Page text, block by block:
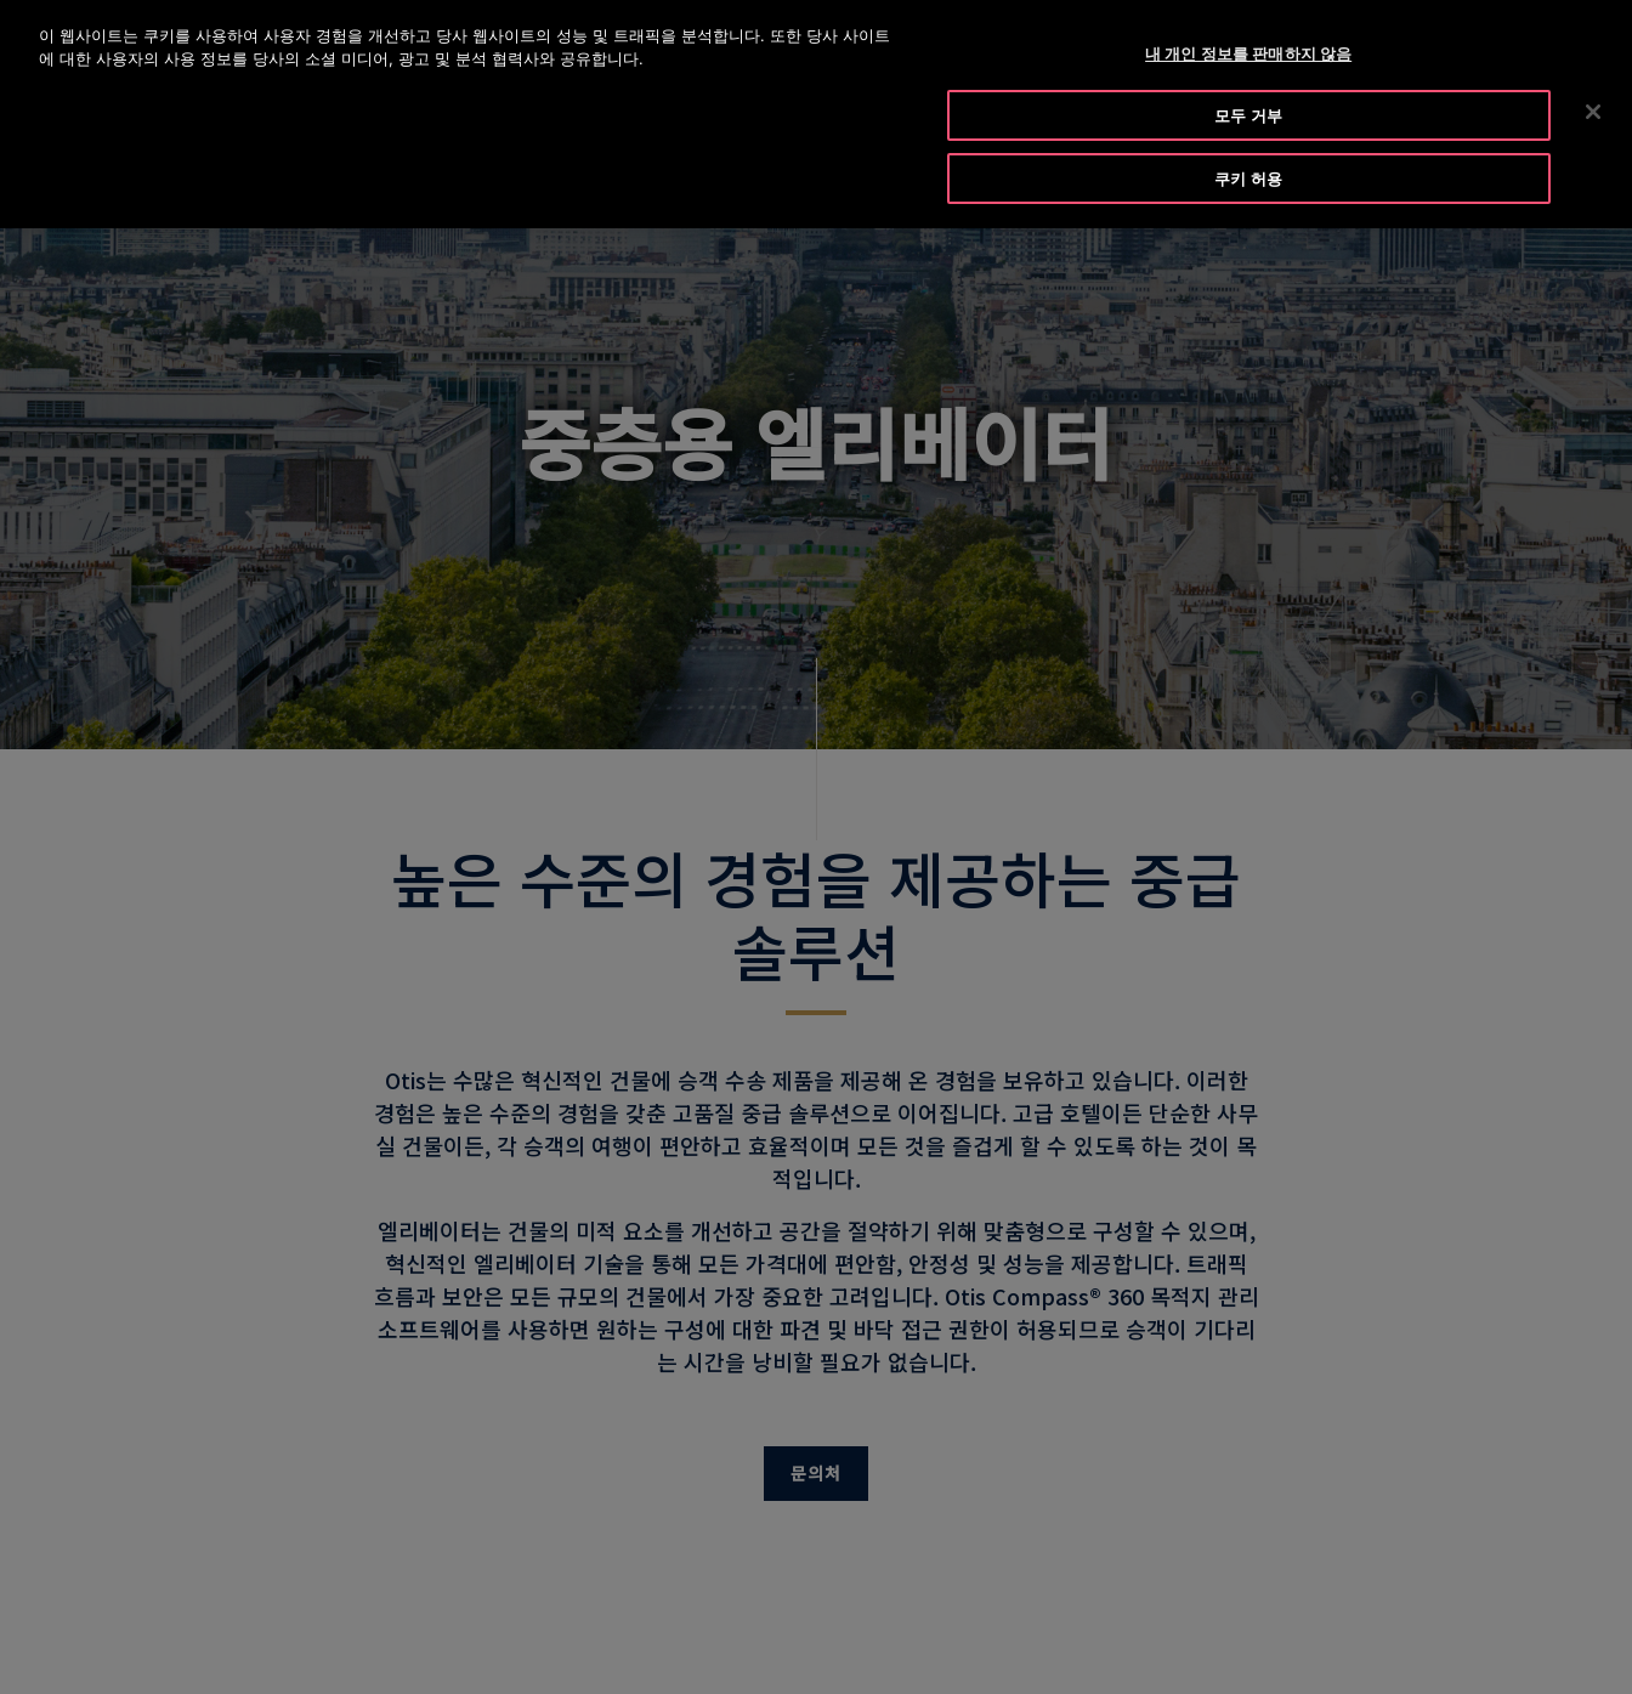
Enter 키를 눌러 기본 콘텐츠로 건너뜁니다
대표번호 02-2007-5800 오티스 엘리베이터 공식 블로그 브로셔 및 도면
회사 소개
수
중층용 엘리베이터
높은 수준의 경험을 제공하는 중급
솔루션
Otis는 수많은 혁신적인 건물에 승객 수송 제품을 제공해 온 경험을 보유하고 있습니다. 이러한
경험은 높은 수준의 경험을 갖춘 고품질 중급 솔루션으로 이어집니다. 고급 호텔이든 단순한 사무
실 건물이든, 각 승객의 여행이 편안하고 효율적이며 모든 것을 즐겁게 할 수 있도록 하는 것이 목
적입니다.
엘리베이터는 건물의 미적 요소를 개선하고 공간을 절약하기 위해 맞춤형으로 구성할 수 있으며,
혁신적인 엘리베이터 기술을 통해 모든 가격대에 편안함, 안정성 및 성능을 제공합니다. 트래픽
흐름과 보안은 모든 규모의 건물에서 가장 중요한 고려입니다. Otis Compass® 360 목적지 관리
소프트웨어를 사용하면 원하는 구성에 대한 파견 및 바닥 접근 권한이 허용되므로 승객이 기다리
는 시간을 낭비할 필요가 없습니다.
문의처
이 웹사이트는 쿠키를 사용하여 사용자 경험을 개선하고 당사 웹사이트의 성능 및 트래픽을 분석합니다. 또한 당사 사이트
에 대한 사용자의 사용 정보를 당사의 소셜 미디어, 광고 및 분석 협력사와 공유합니다.
내 개인 정보를 판매하지 않음
모두 거부
쿠키 허용